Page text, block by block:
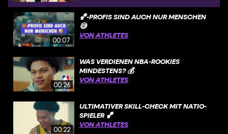
00:07
🏀-PROFIS SIND AUCH NUR MENSCHEN
😅
VON ATHLETES
00:26
WAS VERDIENEN NBA-ROOKIES
MINDESTENS? 💰
VON ATHLETES
00:22
ULTIMATIVER SKILL-CHECK MIT NATIO-
SPIELER 🏀
VON ATHLETES